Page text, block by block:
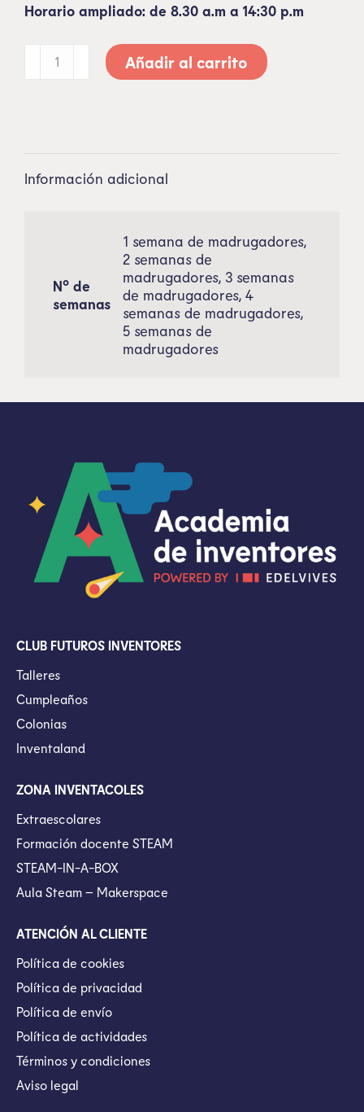
Horario ampliado: de 8.30 a.m a 14:30 p.m
Añadir al carrito
Información adicional
Nº de
semanas
1 semana de madrugadores,
2 semanas de
madrugadores, 3 semanas
de madrugadores, 4
semanas de madrugadores,
5 semanas de
madrugadores
CLUB FUTUROS INVENTORES
Talleres
Cumpleaños
Colonias
Inventaland
ZONA INVENTACOLES
Extraescolares
Formación docente STEAM
STEAM-IN-A-BOX
Aula Steam – Makerspace
ATENCIÓN AL CLIENTE
Política de cookies
Política de privacidad
Política de envío
Política de actividades
Términos y condiciones
Aviso legal